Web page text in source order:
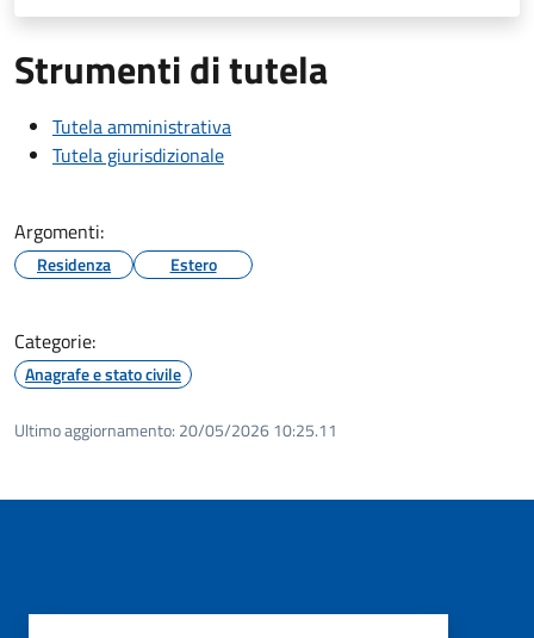
Strumenti di tutela
Tutela amministrativa
Tutela giurisdizionale
Argomenti:
Residenza Estero
Categorie:
Anagrafe e stato civile
Ultimo aggiornamento: 20/05/2026 10:25.11